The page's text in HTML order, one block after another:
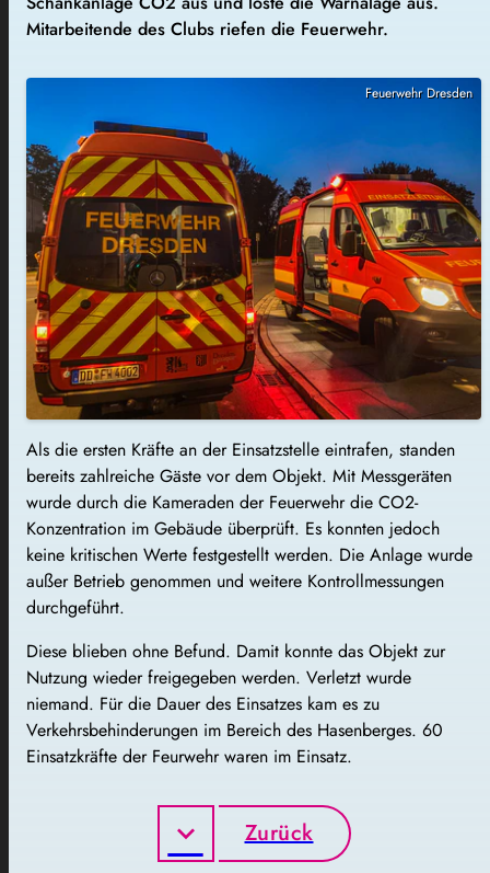
Mitarbeitende des Clubs riefen die Feuerwehr.
Feuerwehr Dresden
Als die ersten Kräfte an der Einsatzstelle eintrafen, standen
bereits zahlreiche Gäste vor dem Objekt. Mit Messgeräten
wurde durch die Kameraden der Feuerwehr die CO2-
Konzentration im Gebäude überprüft. Es konnten jedoch
keine kritischen Werte festgestellt werden. Die Anlage wurde
außer Betrieb genommen und weitere Kontrollmessungen
durchgeführt.
Diese blieben ohne Befund. Damit konnte das Objekt zur
Nutzung wieder freigegeben werden. Verletzt wurde
niemand. Für die Dauer des Einsatzes kam es zu
Verkehrsbehinderungen im Bereich des Hasenberges. 60
Einsatzkräfte der Feurwehr waren im Einsatz.
Zurück